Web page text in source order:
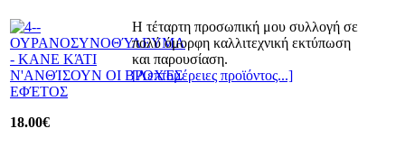
H τέταρτη προσωπική μου συλλογή σε
πολύ όμορφη καλλιτεχνική εκτύπωση
και παρουσίαση.
[Λεπτομέρειες προϊόντος...]
18.00€